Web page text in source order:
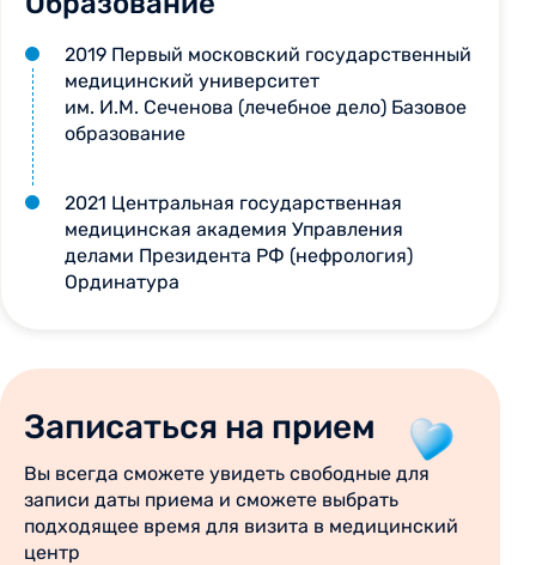
2019 Первый московский государственный
медицинский университет
им. И.М. Сеченова (лечебное дело) Базовое
образование
2021 Центральная государственная
медицинская академия Управления
делами Президента РФ (нефрология)
Ординатура
Записаться на прием
Вы всегда сможете увидеть свободные для
записи даты приема и сможете выбрать
подходящее время для визита в медицинский
центр